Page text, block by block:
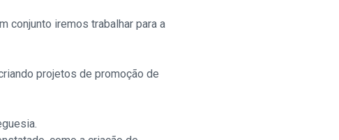
conjunto iremos trabalhar para a
projetos de promoção de